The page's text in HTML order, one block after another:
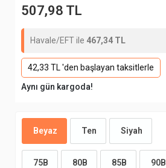
507,98 TL
Havale/EFT ile 467,34 TL
42,33 TL 'den başlayan taksitlerle
Aynı gün kargoda!
Beyaz Ten Siyah
75B 80B 85B 90B